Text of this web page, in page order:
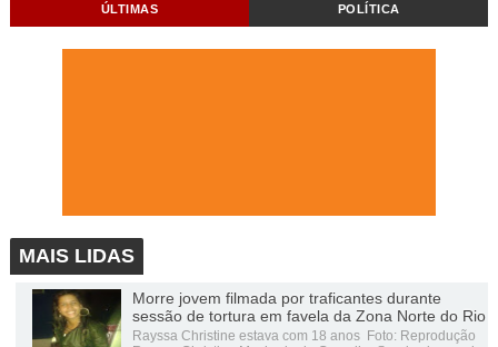
ÚLTIMAS POLÍTICA
MAIS LIDAS
Morre jovem filmada por traficantes durante
sessão de tortura em favela da Zona Norte do Rio
Rayssa Christine estava com 18 anos Foto: Reprodução